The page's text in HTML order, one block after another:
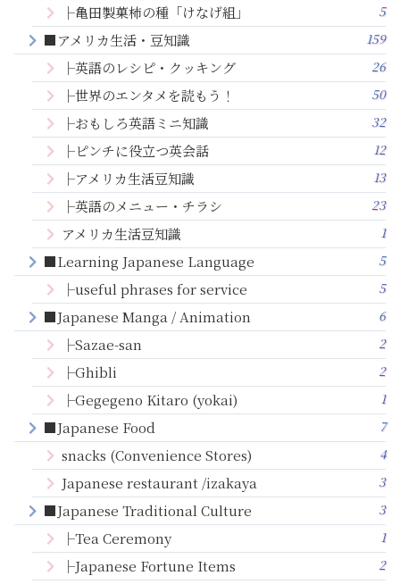
├亀田製菓柿の種「けなげ組」 5
■アメリカ生活・豆知識 159
├英語のレシピ・クッキング 26
├世界のエンタメを読もう！ 50
├おもしろ英語ミニ知識 32
├ピンチに役立つ英会話 12
├アメリカ生活豆知識 13
├英語のメニュー・チラシ 23
アメリカ生活豆知識 1
■Learning Japanese Language 5
├useful phrases for service 5
■Japanese Manga / Animation 6
├Sazae-san 2
├Ghibli 2
├Gegegeno Kitaro (yokai) 1
■Japanese Food 7
snacks (Convenience Stores) 4
Japanese restaurant /izakaya 3
■Japanese Traditional Culture 3
├Tea Ceremony 1
├Japanese Fortune Items 2